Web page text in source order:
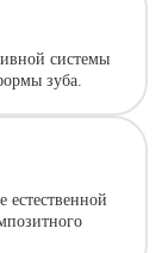
системы
зуба.
естественной